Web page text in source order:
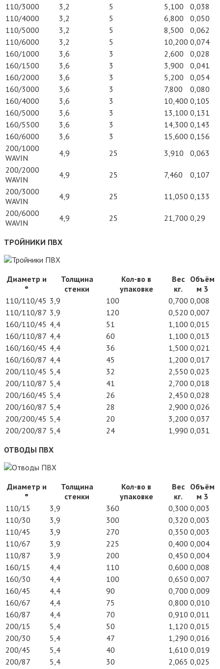
110/3000
3,2 5 5,100
0,038
110/4000
3,2 5 6,800
0,050
110/5000
3,2 5 8,500
0,062
110/6000
3,2 5 10,200 0,074
160/1000
3,6 3 2,600
0,028
160/1500
3,6 3 3,900
0,041
160/2000
3,6 3 5,200
0,054
160/3000
3,6 3 7,800
0,080
160/4000
3,6 3 10,400 0,105
160/5000
3,6 3 13,100 0,131
160/5500
3,6 3 14,300 0,143
160/6000
3,6 3 15,600 0,156
200/1000
WAVIN
4,9 25 3,910
0,063
200/2000
WAVIN
4,9 25 7,460
0,107
200/3000
WAVIN
4,9 25 11,050 0,133
200/6000
WAVIN
4,9 25 21,700 0,29
ТРОЙНИКИ ПВХ
Диаметр и
°
Толщина
стенки
Кол-во в
упаковке
Вес
кг.
Объём
м 3
110/110/45 3,9 100 0,700 0,008
110/110/87 3,9 120 0,520 0,007
160/110/45 4,4 51 1,100 0,015
160/110/87 4,4 60 1,100 0,013
160/160/45 4,4 36 1,500 0,021
160/160/87 4,4 45 1,200 0,017
200/110/45 5,4 32 2,550 0,023
200/110/87 5,4 41 2,700 0,018
200/160/45 5,4 26 2,450 0,028
200/160/87 5,4 28 2,900 0,026
200/200/45 5,4 20 3,200 0,037
200/200/87 5,4 24 1,990 0,031
ОТВОДЫ ПВХ
Диаметр и
°
Толщина
стенки
Кол-во в
упаковке
Вес
кг.
Объём
м 3
110/15
3,9 360 0,300 0,003
110/30
3,9 300 0,320 0,003
110/45
3,9 270 0,350 0,003
110/67
3,9 225 0,400 0,004
110/87
3,9 200 0,450 0,004
160/15
4,4 110 0,600 0,008
160/30
4,4 100 0,650 0,007
160/45
4,4 90 0,700 0,009
160/67
4,4 75 0,800 0,010
160/87
4,4 70 0,910 0,011
200/15
5,4 50 1,120 0,015
200/30
5,4 47 1,290 0,016
200/45
5,4 40 1,610 0,019
200/87
5,4 30 2,065 0,025